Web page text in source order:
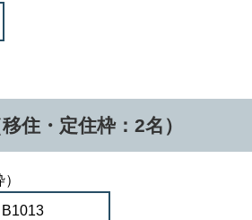
住・定住枠：2名）
B1013